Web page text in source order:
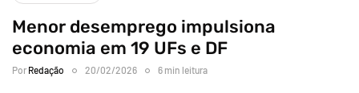
Menor desemprego impulsiona
economia em 19 UFs e DF
Por Redação 20/02/2026 6 min leitura